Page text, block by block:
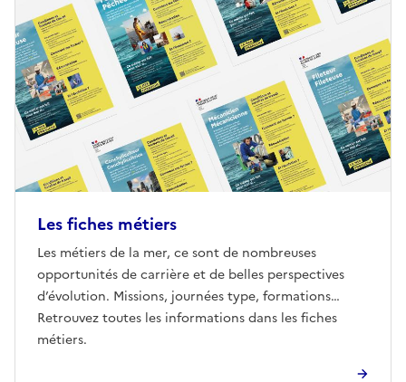
Les fiches métiers
Les métiers de la mer, ce sont de nombreuses
opportunités de carrière et de belles perspectives
d’évolution. Missions, journées type, formations…
Retrouvez toutes les informations dans les fiches
métiers.